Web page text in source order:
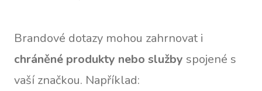
Brandové dotazy mohou zahrnovat i
chráněné produkty nebo služby spojené s
vaší značkou. Například: